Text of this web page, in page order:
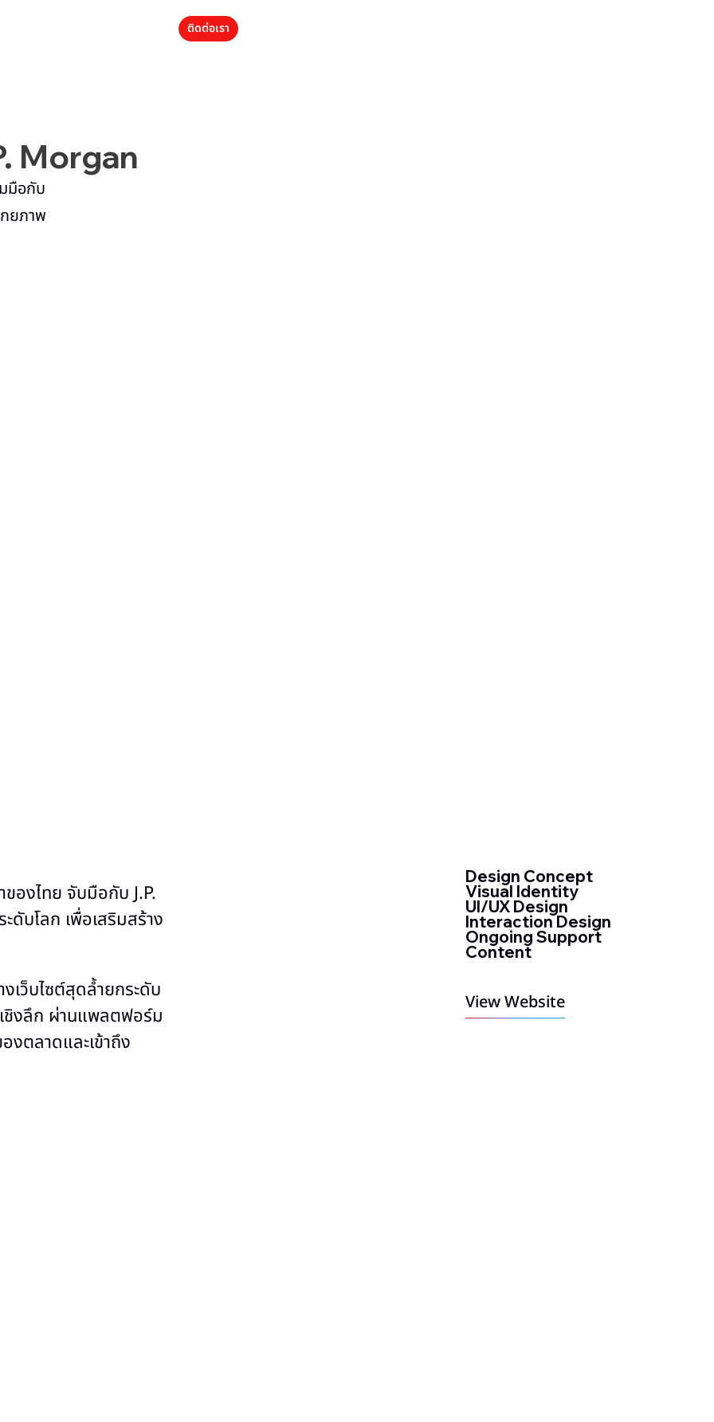
ติดต่อเรา
Morgan
มือกับ
ยภาพ
องไทย จับมือกับ J.P.
บโลก เพื่อเสริมสร้าง
เว็บไซต์สุดล้ำยกระดับ
ชิงลึก ผ่านแพลตฟอร์ม
งตลาดและเข้าถึง
Design Concept
Visual Identity
UI/UX Design
Interaction Design
Ongoing Support
Content
View Website